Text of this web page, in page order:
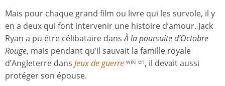
Mais pour chaque grand film ou livre qui les survole, il y
en a deux qui font intervenir une histoire d’amour. Jack
Ryan a pu être célibataire dansÀ la poursuite d’Octobre
Rouge, mais pendant qu’il sauvait la famille royale
d’Angleterre dans Jeux de guerre wiki en, il devait aussi
protéger son épouse.